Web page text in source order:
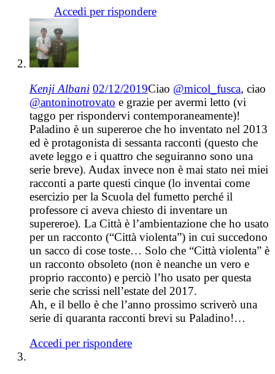
Accedi per rispondere
Kenji Albani 02/12/2019Ciao @micol_fusca, ciao
@antoninotrovato e grazie per avermi letto (vi
taggo per rispondervi contemporaneamente)!
Paladino è un supereroe che ho inventato nel 2013
ed è protagonista di sessanta racconti (questo che
avete leggo e i quattro che seguiranno sono una
serie breve). Audax invece non è mai stato nei miei
racconti a parte questi cinque (lo inventai come
esercizio per la Scuola del fumetto perché il
professore ci aveva chiesto di inventare un
supereroe). La Città è l’ambientazione che ho usato
per un racconto (“Città violenta”) in cui succedono
un sacco di cose toste… Solo che “Città violenta” è
un racconto obsoleto (non è neanche un vero e
proprio racconto) e perciò l’ho usato per questa
serie che scrissi nell’estate del 2017.
Ah, e il bello è che l’anno prossimo scriverò una
serie di quaranta racconti brevi su Paladino!…
Accedi per rispondere